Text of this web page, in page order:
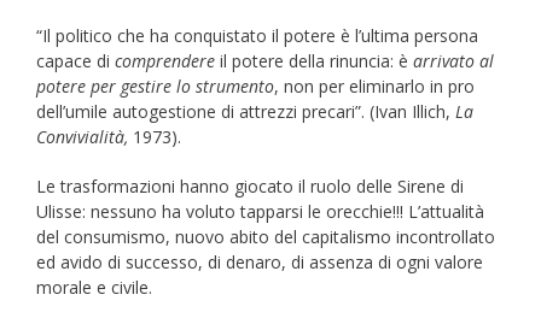
“Il politico che ha conquistato il potere è l’ultima persona
capace di comprendere il potere della rinuncia: è arrivato al
potere per gestire lo strumento, non per eliminarlo in pro
dell’umile autogestione di attrezzi precari”. (Ivan Illich, La
Convivialità, 1973).
Le trasformazioni hanno giocato il ruolo delle Sirene di
Ulisse: nessuno ha voluto tapparsi le orecchie!!! L’attualità
del consumismo, nuovo abito del capitalismo incontrollato
ed avido di successo, di denaro, di assenza di ogni valore
morale e civile.